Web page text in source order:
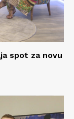
spot za novu